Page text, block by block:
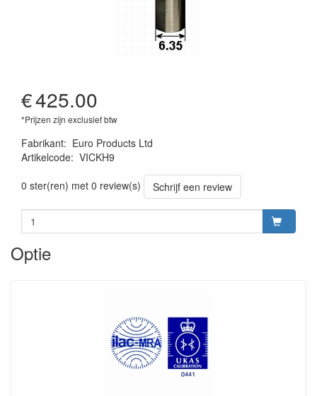
€425.00
*Prijzen zijn exclusief btw
Fabrikant: Euro Products Ltd
Artikelcode: VICKH9
0 ster(ren) met 0 review(s)
Schrijf een review
Optie